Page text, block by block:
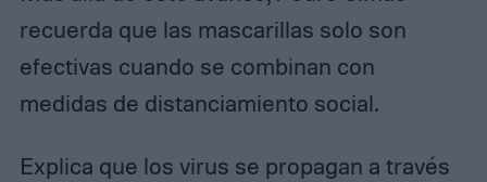
recuerda que las mascarillas solo son
efectivas cuando se combinan con
medidas de distanciamiento social.
Explica que los virus se propagan a través